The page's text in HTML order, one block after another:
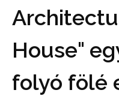
House"
folyó fölé